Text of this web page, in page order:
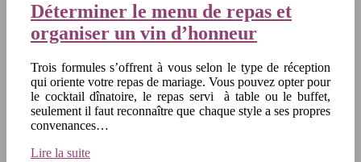
Déterminer le menu de repas et
organiser un vin d’honneur
Trois formules s’offrent à vous selon le type de réception
qui oriente votre repas de mariage. Vous pouvez opter pour
le cocktail dînatoire, le repas servi à table ou le buffet,
seulement il faut reconnaître que chaque style a ses propres
convenances…
Lire la suite